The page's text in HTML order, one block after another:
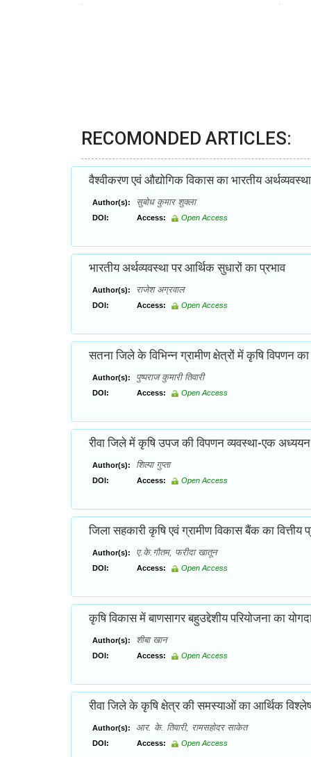
RECOMONDED ARTICLES:
वैश्वीकरण एवं औद्योगिक विकास का भारतीय
Author(s): सुबोध कुमार शुक्ला
DOI: Access: Open Access
भारतीय अर्थव्यवस्था पर आर्थिक सुधारों का प्रभाव
Author(s): राजेश अग्रवाल
DOI: Access: Open Access
सतना जिले के विभिन्न ग्रामीण क्षेत्रों में कृषि विपणन
Author(s): पुष्पराज कुमारी तिवारी
DOI: Access: Open Access
रीवा जिले में कृषि उपज की विपणन व्यवस्था-एक अध्ययन
Author(s): शिल्पा गुप्ता
DOI: Access: Open Access
जिला सहकारी कृषि एवं ग्रामीण विकास बैंक का
Author(s): ए.के.गौतम, फरीदा खातून
DOI: Access: Open Access
कृषि विकास में बाणसागर बहुउद्देशीय परियोजना का
Author(s): शीबा खान
DOI: Access: Open Access
रीवा जिले के कृषि क्षेत्र की समस्याओं का आर्थिक
Author(s): आर. के. तिवारी, रामसहोदर साकेत
DOI: Access: Open Access